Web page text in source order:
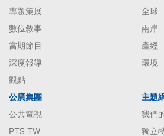
專題策展
數位敘事
當期節目
深度報導
觀點
全球
兩岸
產經
環境
公廣集團
公共電視
PTS TW
主題
我們
獨立